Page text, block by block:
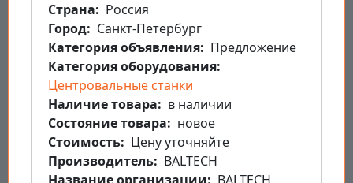
Страна
Россия
Город
Санкт-Петербург
Категория объявления
Предложение
Категория оборудования
Центровальные станки
Наличие товара
в наличии
Состояние товара
новое
Стоимость
Цену уточняйте
Производитель
BALTECH